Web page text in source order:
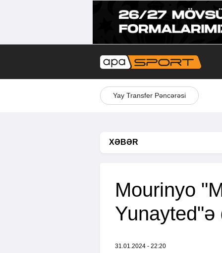
Yay Transfer Pəncərəsi
XƏBƏR
Mourinyo
Yunayted"ə
31.01.2024 - 22:20